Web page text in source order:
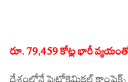
రూ. 79,459 కోట్ల భారీ
దేశంలోనే పెట్రోకెమికల్ కాంప్లెక్స్‌